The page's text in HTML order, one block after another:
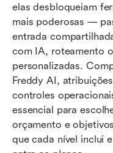
elas desbloqueiam
mais poderosas —
entrada
com IA, roteamento
personalizadas.
Freddy AI,
controles
essencial para
orçamento e
que cada nível inclui